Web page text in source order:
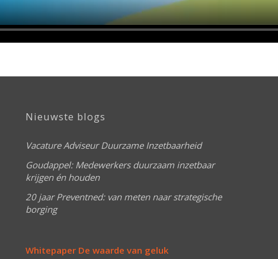
Nieuwste blogs
Vacature Adviseur Duurzame Inzetbaarheid
Goudappel: Medewerkers duurzaam inzetbaar
krijgen én houden
20 jaar Preventned: van meten naar strategische
borging
Whitepaper De waarde van geluk